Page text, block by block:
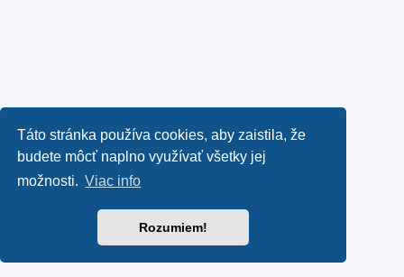
Táto stránka používa cookies, aby zaistila, že
budete môcť naplno využívať všetky jej
možnosti. Viac info
Rozumiem!